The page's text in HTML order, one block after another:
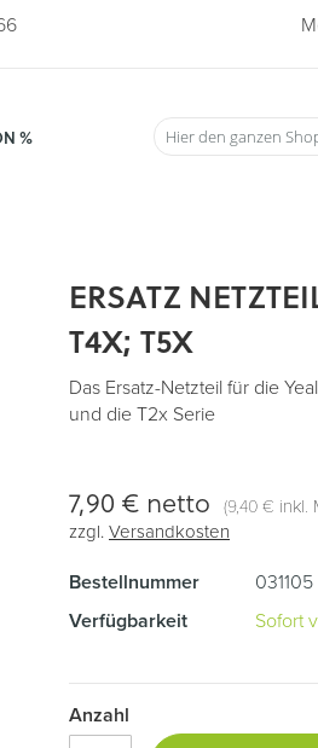
%
ERSATZ
T4X; T5X
Das Ersatz-Netzteil für die
und die T2x Serie
7,90 € netto (9,40 € inkl.
zzgl. Versandkosten
Bestellnummer
031105
Verfügbarkeit
Sofort
Anzahl